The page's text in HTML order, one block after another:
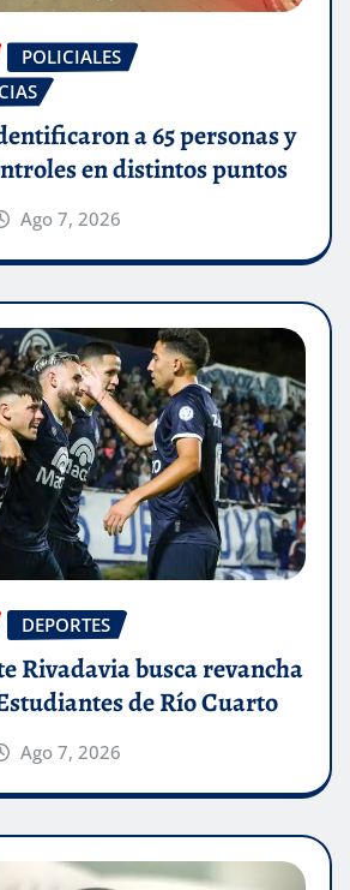
POLICIALES
a 65 personas y
en distintos puntos
Ago 7, 2026
DEPORTES
Rivadavia busca revancha
de Río Cuarto
Ago 7, 2026